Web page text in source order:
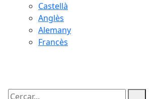
Castellà
Anglès
Alemany
Francès